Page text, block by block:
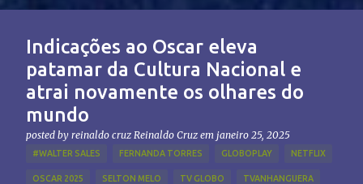
Indicações ao Oscar eleva
patamar da Cultura Nacional e
atrai novamente os olhares do
mundo
posted by reinaldo cruz Reinaldo Cruz em janeiro 25, 2025
#WALTER SALES FERNANDA TORRES GLOBOPLAY NETFLIX
OSCAR 2025 SELTON MELO TV GLOBO TVANHANGUERA